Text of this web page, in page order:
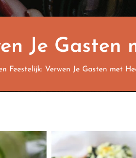
Je
Feestelijk: Verwen Je Gasten met